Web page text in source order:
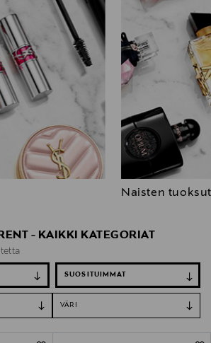
Naisten tuoksut
- KAIKKI KATEGORIAT
VÄRI